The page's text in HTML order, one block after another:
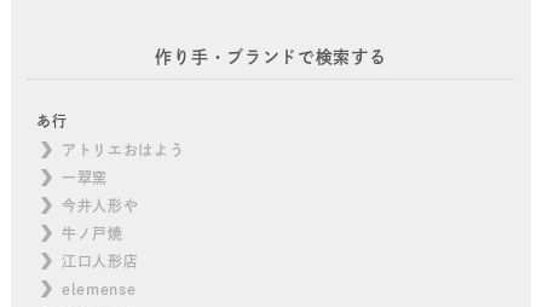
作り手・ブランドで検索する
あ行
アトリエおはよう
一翠窯
今井人形や
牛ノ戸焼
江口人形店
elemense